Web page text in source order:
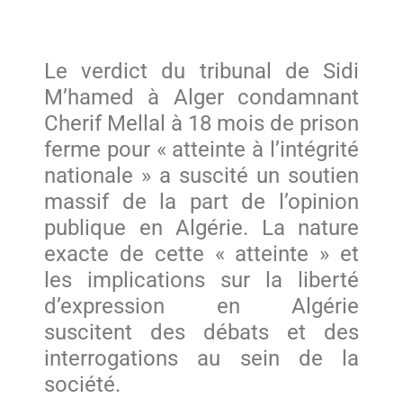
Le verdict du tribunal de Sidi
M’hamed à Alger condamnant
Cherif Mellal à 18 mois de prison
ferme pour « atteinte à l’intégrité
nationale » a suscité un soutien
massif de la part de l’opinion
publique en Algérie. La nature
exacte de cette « atteinte » et
les implications sur la liberté
d’expression en Algérie
suscitent des débats et des
interrogations au sein de la
société.